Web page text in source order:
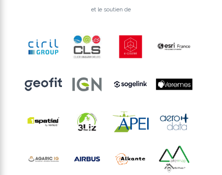
et le soutien de